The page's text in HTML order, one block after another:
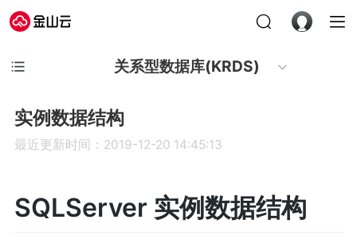
关系型数据库(KRDS)
实例数据结构
最近更新时间：2019-12-20 14:45:13
SQLServer 实例数据结构